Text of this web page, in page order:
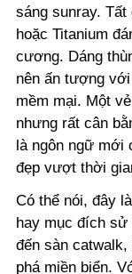
sáng sunray.
hoặc Titanium
cương. Dáng
nên ấn tượng
mềm mại. Một
nhưng rất cân
là ngôn ngữ mới
đẹp vượt thời
Có thể nói, đây
hay mục đích sử
đến sàn
phá miền biển.